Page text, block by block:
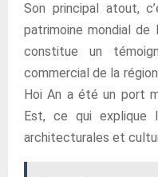
Son principal atout,
patrimoine mondial de
constitue un
commercial de la
Hoi An a été un port
Est, ce qui explique
architecturales et